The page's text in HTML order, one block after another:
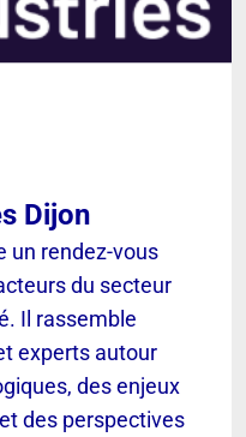
Dijon
un rendez-vous
du secteur
Il rassemble
experts autour
des enjeux
des perspectives